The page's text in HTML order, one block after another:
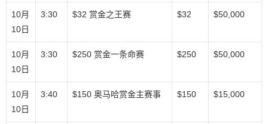
10月
10日
3:30 $32 赏金之王赛 $32 $50,000
10月
10日
3:30 $250 赏金一条命赛 $250 $50,000
10月
10日
3:40 $150 奥马哈赏金主赛事 $150 $15,000